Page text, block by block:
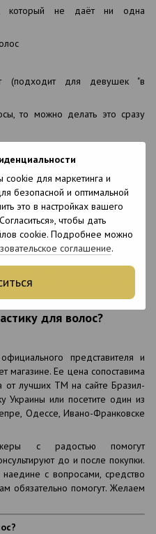
cookie для маркетинга и
безопасной и оптимальной
это в настройках вашего
чтобы дать
cookie. Подробнее можно
соглашение.
который не даёт ни одна
(подходит для девушек "в
то можно делать это сразу
неправильном применении не
и осветлённые волосы
в отличие от аналогичных
выполнять компетентный,
волосы и есть время с
косметика станет
для волос?
представителя и
магазине. Ее цена сопоставима
от лучших ТМ на сайте Бразил-
или посетите один из
Одессе, Ивано-Франковске
с радостью помогут
до и после покупки.
с вопросами, средство
обязательно помогут. Желаем